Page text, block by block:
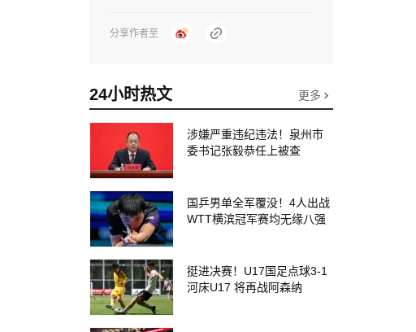
分享作者至
24小时热文 更多
涉嫌严重违纪违法！泉州市
委书记张毅恭任上被查
国乒男单全军覆没！4人出战
WTT横滨冠军赛均无缘八强
挺进决赛！U17国足点球3-1
河床U17 将再战阿森纳